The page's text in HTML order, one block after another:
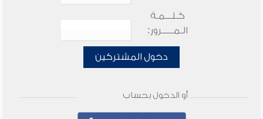
كـلـــمـة
الـمـــــرور:
دخول المشتركين
أو الدخول بحساب